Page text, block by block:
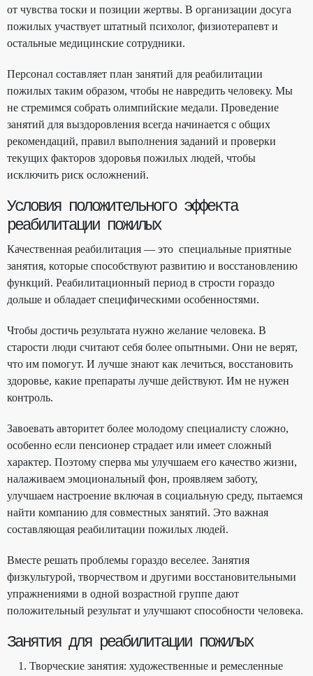
от чувства тоски и позиции жертвы. В организации досуга
пожилых участвует штатный психолог, физиотерапевт и
остальные медицинские сотрудники.
Персонал составляет план занятий для реабилитации
пожилых таким образом, чтобы не навредить человеку. Мы
не стремимся собрать олимпийские медали. Проведение
занятий для выздоровления всегда начинается с общих
рекомендаций, правил выполнения заданий и проверки
текущих факторов здоровья пожилых людей, чтобы
исключить риск осложнений.
Условия положительного эффекта
реабилитации пожилых
Качественная реабилитация — это специальные приятные
занятия, которые способствуют развитию и восстановлению
функций. Реабилитационный период в стрости гораздо
дольше и обладает специфическими особенностями.
Чтобы достичь результата нужно желание человека. В
старости люди считают себя более опытными. Они не верят,
что им помогут. И лучше знают как лечиться, восстановить
здоровье, какие препараты лучше действуют. Им не нужен
контроль.
Завоевать авторитет более молодому специалисту сложно,
особенно если пенсионер страдает или имеет сложный
характер. Поэтому сперва мы улучшаем его качество жизни,
налаживаем эмоциональный фон, проявляем заботу,
улучшаем настроение включая в социальную среду, пытаемся
найти компанию для совместных занятий. Это важная
составляющая реабилитации пожилых людей.
Вместе решать проблемы гораздо веселее. Занятия
физкультурой, творчеством и другими восстановительными
упражнениями в одной возрастной группе дают
положительный результат и улучшают способности человека.
Занятия для реабилитации пожилых
Творческие занятия: художественные и ремесленные